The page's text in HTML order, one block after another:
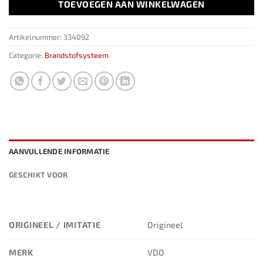
TOEVOEGEN AAN WINKELWAGEN
Artikelnummer: 334092
Categorie: Brandstofsysteem
AANVULLENDE INFORMATIE
GESCHIKT VOOR
ORIGINEEL / IMITATIE Origineel
MERK VDO